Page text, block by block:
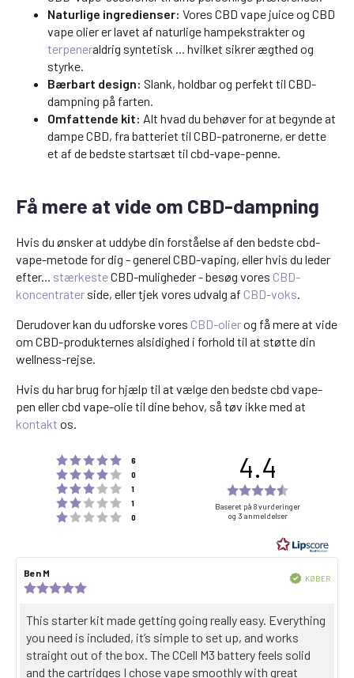
Naturlige ingredienser: Vores CBD vape juice og CBD
vape olier er lavet af naturlige hampekstrakter og
terpeneraldrig syntetisk ... hvilket sikrer ægthed og
styrke.
Bærbart design: Slank, holdbar og perfekt til CBD-
dampning på farten.
Omfattende kit: Alt hvad du behøver for at begynde at
dampe CBD, fra batteriet til CBD-patronerne, er dette
et af de bedste startsæt til cbd-vape-penne.
Få mere at vide om CBD-dampning
Hvis du ønsker at uddybe din forståelse af den bedste cbd-
vape-metode for dig - generel CBD-vaping, eller hvis du leder
efter... stærkesteCBD-muligheder - besøg vores CBD-
koncentrater side, eller tjek vores udvalg af CBD-voks.
Derudover kan du udforske vores CBD-olierog få mere at vide
om CBD-produkternes alsidighed i forhold til at støtte din
wellness-rejse.
Hvis du har brug for hjælp til at vælge den bedste cbd vape-
pen eller cbd vape-olie til dine behov, så tøv ikke med at
kontakt os.
Bedømmelse 5 ud af 5 stjerner
6
Bedømmelse 4 ud af 5 stjerner
0
Bedømmelse 3 ud af 5 stjerner
1
Bedømmelse 2 ud af 5 stjerner
1
Bedømmelse 1 ud af 5 stjerner
0
4.4
4.4
of
5
stars
Baseret på 8 vurderinger
og 3 anmeldelser
Forfatter
til
anmeldelsen:
Ben M
for
gennemgang:
af
5
stjerner
KØBER
Gennemgå
teksten:
This starter kit made getting going really easy. Everything
you need is included, it’s simple to set up, and works
straight out of the box. The CCell M3 battery feels solid
and the cartridges I chose vape smoothly with great